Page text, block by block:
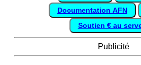
Documentation AFN
Soutien € au
Publicité